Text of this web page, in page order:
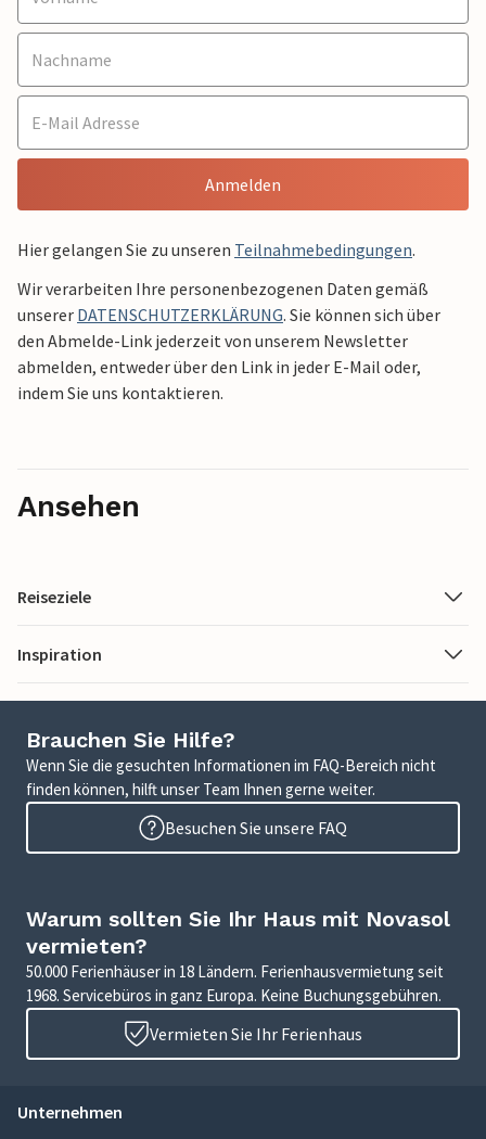
Anmelden
Hier gelangen Sie zu unseren Teilnahmebedingungen.
Wir verarbeiten Ihre personenbezogenen Daten gemäß
unserer DATENSCHUTZERKLÄRUNG. Sie können sich über
den Abmelde-Link jederzeit von unserem Newsletter
abmelden, entweder über den Link in jeder E-Mail oder,
indem Sie uns kontaktieren.
Ansehen
Reiseziele
Inspiration
Brauchen Sie Hilfe?
Wenn Sie die gesuchten Informationen im FAQ-Bereich nicht
finden können, hilft unser Team Ihnen gerne weiter.
Besuchen Sie unsere FAQ
Warum sollten Sie Ihr Haus mit Novasol
vermieten?
50.000 Ferienhäuser in 18 Ländern. Ferienhausvermietung seit
1968. Servicebüros in ganz Europa. Keine Buchungsgebühren.
Vermieten Sie Ihr Ferienhaus
Unternehmen